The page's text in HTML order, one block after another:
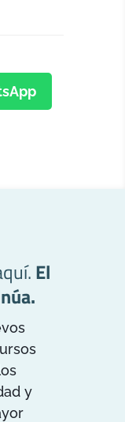
El
y